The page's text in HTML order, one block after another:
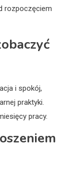
rozpoczęciem
i spokój,
praktyki.
pracy.